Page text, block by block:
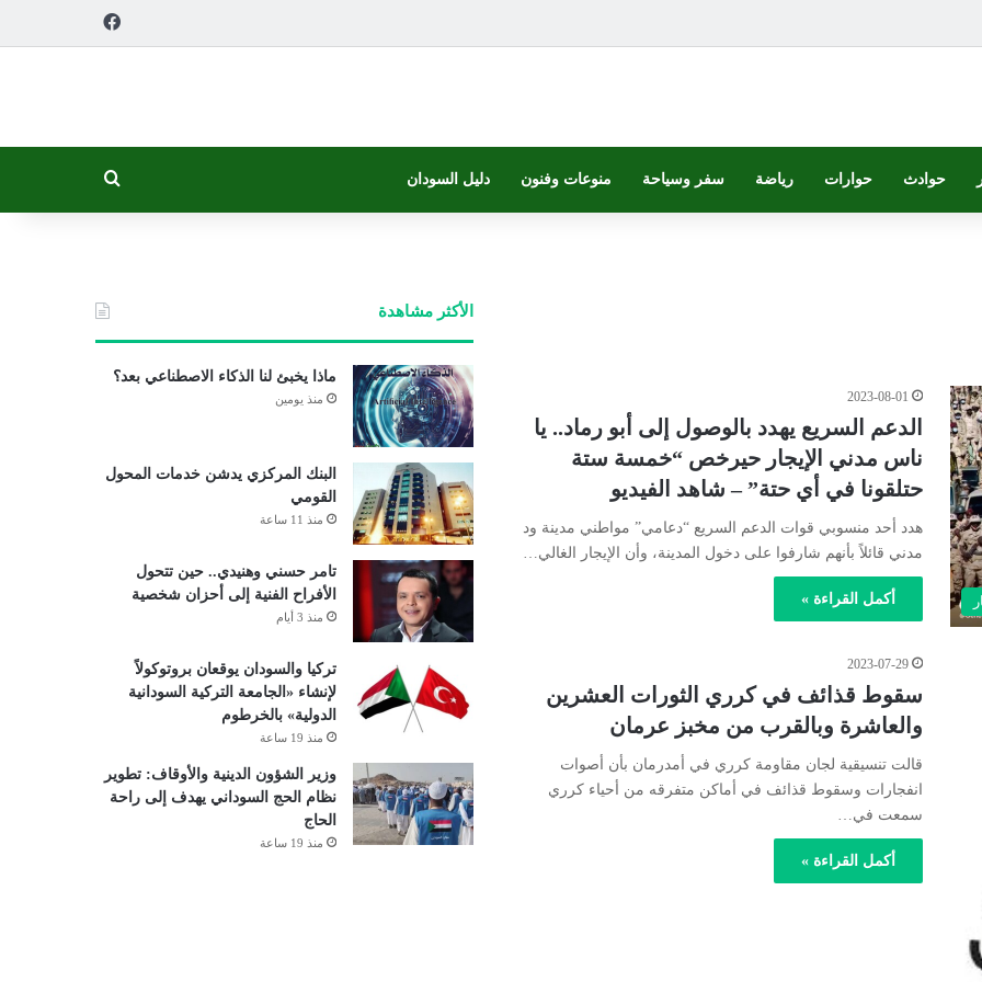
حوادث حوارات رياضة سفر وسياحة منوعات وفنون دليل السودان
2023-08-01
الدعم السريع يهدد بالوصول إلى أبو رماد.. يا
ناس مدني الإيجار حيرخص “خمسة ستة
حتلقونا في أي حتة” – شاهد الفيديو
هدد أحد منسوبي قوات الدعم السريع “دعامي” مواطني مدينة ود
مدني قائلاً بأنهم شارفوا على دخول المدينة، وأن الإيجار الغالي…
أكمل القراءة »
2023-07-29
سقوط قذائف في كرري الثورات العشرين
والعاشرة وبالقرب من مخبز عرمان
قالت تنسيقية لجان مقاومة كرري في أمدرمان بأن أصوات
انفجارات وسقوط قذائف في أماكن متفرقه من أحياء كرري
سمعت في…
أكمل القراءة »
الأكثر مشاهدة
ماذا يخبئ لنا الذكاء الاصطناعي بعد؟
منذ يومين
البنك المركزي يدشن خدمات المحول
القومي
منذ 11 ساعة
تامر حسني وهنيدي.. حين تتحول
الأفراح الفنية إلى أحزان شخصية
منذ 3 أيام
تركيا والسودان يوقعان بروتوكولاً
لإنشاء «الجامعة التركية السودانية
الدولية» بالخرطوم
منذ 19 ساعة
وزير الشؤون الدينية والأوقاف: تطوير
نظام الحج السوداني يهدف إلى راحة
الحاج
منذ 19 ساعة